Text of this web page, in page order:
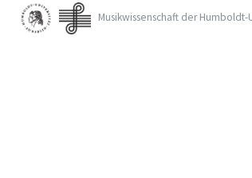
Musikwissenschaft derHumboldt-